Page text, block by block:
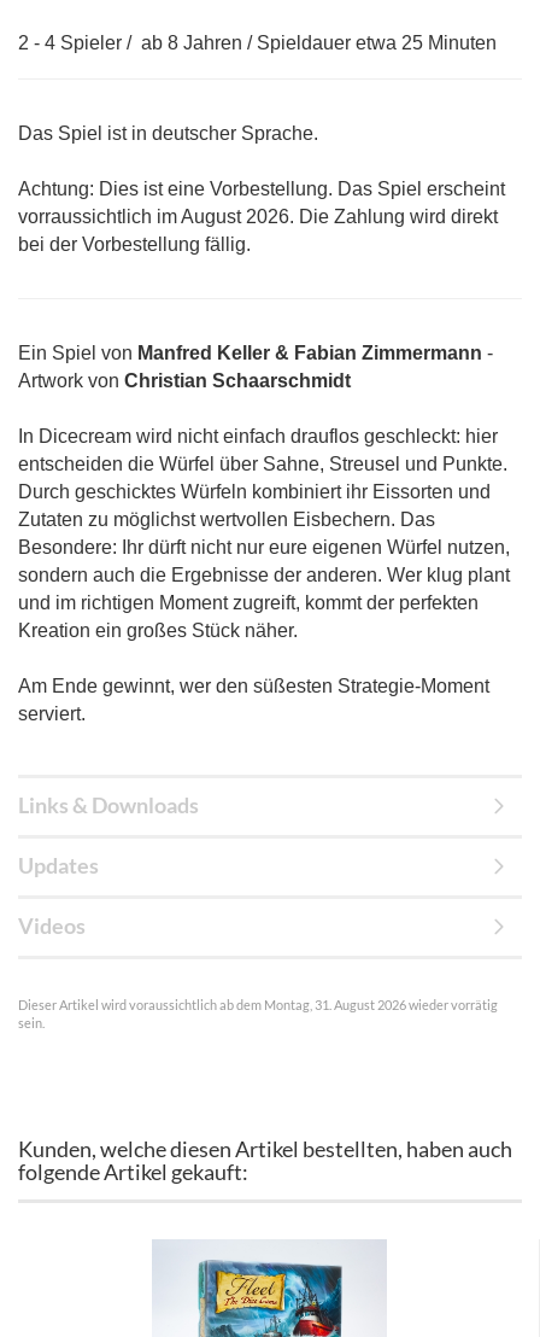
2 - 4 Spieler / ab 8 Jahren / Spieldauer etwa 25 Minuten
Das Spiel ist in deutscher Sprache.
Achtung: Dies ist eine Vorbestellung. Das Spiel erscheint
vorraussichtlich im August 2026. Die Zahlung wird direkt
bei der Vorbestellung fällig.
Ein Spiel von Manfred Keller & Fabian Zimmermann -
Artwork von Christian Schaarschmidt
In Dicecream wird nicht einfach drauflos geschleckt: hier
entscheiden die Würfel über Sahne, Streusel und Punkte.
Durch geschicktes Würfeln kombiniert ihr Eissorten und
Zutaten zu möglichst wertvollen Eisbechern. Das
Besondere: Ihr dürft nicht nur eure eigenen Würfel nutzen,
sondern auch die Ergebnisse der anderen. Wer klug plant
und im richtigen Moment zugreift, kommt der perfekten
Kreation ein großes Stück näher.
Am Ende gewinnt, wer den süßesten Strategie-Moment
serviert.
Links & Downloads
Updates
Videos
Dieser Artikel wird voraussichtlich ab dem Montag, 31. August 2026 wieder vorrätig
sein.
Kunden, welche diesen Artikel bestellten, haben auch
folgende Artikel gekauft: